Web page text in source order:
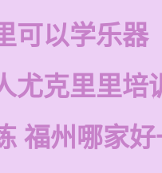
可以学乐器
尤克里里培
福州哪家